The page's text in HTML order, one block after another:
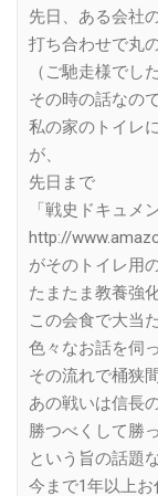
先日、ある会社
打ち合わせで丸
（ご馳走様でし
その時の話なの
私の家のトイレ
が、
先日まで
「戦史ドキュメ
http://
がそのトイレ用
たまたま教養強
この会食で大当
色々なお話を伺
その流れで桶狭
あの戦いは信長
勝つべくして勝
という旨の話題
今まで1年以上お